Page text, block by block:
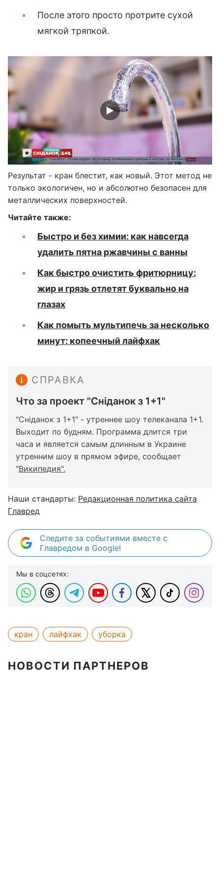
После этого просто протрите сухой
мягкой тряпкой.
Результат - кран блестит, как новый. Этот метод не
только экологичен, но и абсолютно безопасен для
металлических поверхностей.
Читайте также:
Быстро и без химии: как навсегда
удалить пятна ржавчины с ванны
Как быстро очистить фритюрницу:
жир и грязь отлетят буквально на
глазах
Как помыть мультипечь за несколько
минут: копеечный лайфхак
СПРАВКА
Что за проект "Сніданок з 1+1"
"Сніданок з 1+1" - утреннее шоу телеканала 1+1.
Выходит по будням. Программа длится три
часа и является самым длинным в Украине
утренним шоу в прямом эфире, сообщает
"Википедия".
Наши стандарты: Редакционная политика сайта
Главред
Следите за событиями вместе с
Главредом в Google!
Мы в соцсетях:
кран лайфхак уборка
НОВОСТИ ПАРТНЕРОВ